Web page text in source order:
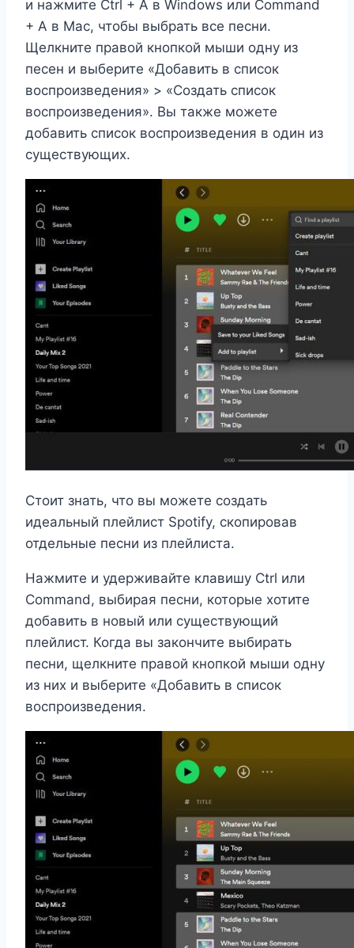
и нажмите Ctrl + A в Windows или Command
+ A в Mac, чтобы выбрать все песни.
Щелкните правой кнопкой мыши одну из
песен и выберите «Добавить в список
воспроизведения» > «Создать список
воспроизведения». Вы также можете
добавить список воспроизведения в один из
существующих.
Стоит знать, что вы можете создать
идеальный плейлист Spotify, скопировав
отдельные песни из плейлиста.
Нажмите и удерживайте клавишу Ctrl или
Command, выбирая песни, которые хотите
добавить в новый или существующий
плейлист. Когда вы закончите выбирать
песни, щелкните правой кнопкой мыши одну
из них и выберите «Добавить в список
воспроизведения.